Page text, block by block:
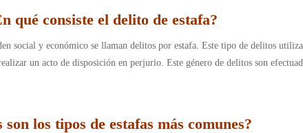
qué consiste el delito de estafa?
social y económico se llaman delitos por estafa. Este tipo de delitos
un acto de disposición en perjurio. Este género de delitos son
son los tipos de estafas más comunes?